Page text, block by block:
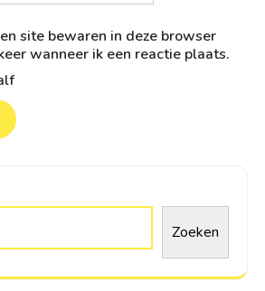
site bewaren in deze browser
wanneer ik een reactie plaats.
Zoeken